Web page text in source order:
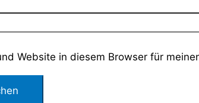
Website in diesem Browser für